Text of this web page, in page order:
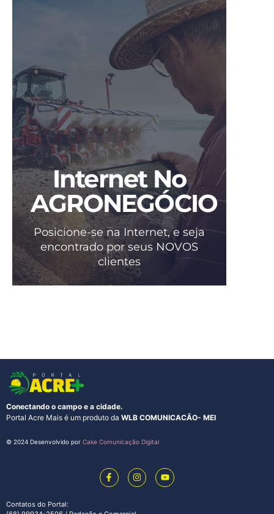
Internet No
AGRONEGÓCIO
Posicione-se na Internet, e seja
encontrado por seus NOVOS
clientes
Conectando o campo e a cidade.
Portal Acre Mais é um produto da WLB COMUNICACÃO- MEI
© 2024 Desenvolvido por Cake Comunicação Digital
Contatos do Portal: